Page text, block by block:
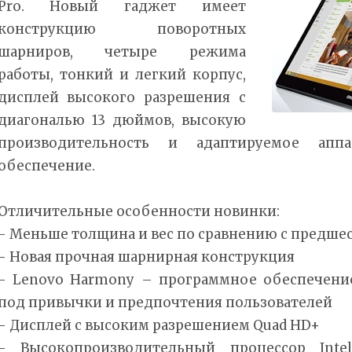
Новый гаджет имеет
поворотных
четыре режима
тонкий и легкий корпус,
высокого разрешения с
13 дюймов, высокую
и адаптируемое
особенности новинки:
Меньше толщина и вес по сравнению с
Новая прочная шарнирная конструкция
Lenovo Harmony – программное
привычки и предпочтения пользователей
Дисплей с высоким разрешением Quad HD+
Высокопроизводительный процессор